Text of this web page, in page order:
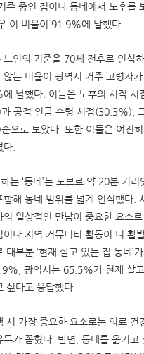
주 중인 집이나 동네에서 노후를
이 비율이 91.9%에 달했다.
노인의 기준을 70세 전후로 인식
않는 비율이 광역시 거주 고령자
달했다. 이들은 노후의 시작 시
공적 연금 수령 시점(30.3%),
으로 보았다. 또한 이들은 여전
.
는 ‘동네’는 도보로 약 20분 거
함해 동네 범위를 넓게 인식했다.
의 일상적인 만남이 중요한 요소
이나 지역 커뮤니티 활동이 더 활
대부분 ‘현재 살고 있는 집·동네’
광역시는 65.5%가 현재 살
싶다고 응답했다.
시 가장 중요한 요소로는 의료·건
무가 꼽혔다. 반면, 동네를 옮기고